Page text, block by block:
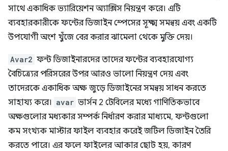
সাথে একাধিক ভ্যারিয়েশন অ্যাক্সিস নিয়ন্ত্রণ করে। এটি
ব্যবহারকারীকে ফন্টের ডিজাইন স্পেসের সূক্ষ্ম সমন্বয় এবং একটি
উপযোগী অংশ খুঁজে বের করার ঝামেলা থেকে মুক্তি দেয়।
Avar2 ফন্ট ডিজাইনারদের তাদের ফন্টের ব্যবহারযোগ্য
বৈচিত্র্যের পরিসরের উপর আরও ভালো নিয়ন্ত্রণ দেয় এবং
তাদেরকে একাধিক অক্ষ জুড়ে ডিজাইনের সমন্বয় সাধন করতে
সাহায্য করে। avar ভার্সন 2 টেবিলের মধ্যে গাণিতিকভাবে
অক্ষগুলোর মধ্যকার সম্পর্ক নির্ধারণ করার মাধ্যমে, ফন্টগুলো
কম সংখ্যক মাস্টার ফাইল ব্যবহার করেই জটিল ডিজাইন তৈরি
করতে পারে। এর ফলে ফাইলের আকার ছোট হয়, কারণ